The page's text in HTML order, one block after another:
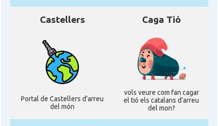
Castellers
Portal de Castellers d'arreu
del món
Caga Tió
vols veure com fan cagar
el tió els catalans d'arreu
del mon?